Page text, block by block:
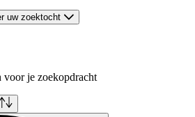
uw zoektocht
voor je zoekopdracht